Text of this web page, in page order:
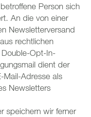
Person sich
An die von einer
Newsletterversand
rechtlichen
Opt-In-
dient der
Mail-Adresse als
Newsletters
speichern wir ferner